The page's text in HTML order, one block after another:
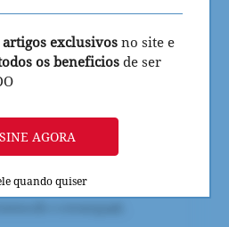
artigos exclusivos no site e
os beneficios de ser
AGORA
quando quiser